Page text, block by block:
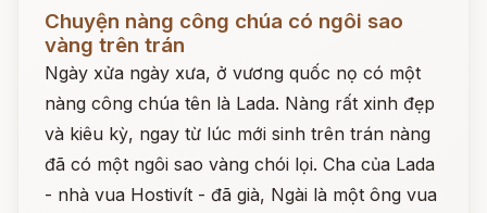
Chuyện nàng công chúa có ngôi sao
vàng trên trán
Ngày xửa ngày xưa, ở vương quốc nọ có một
nàng công chúa tên là Lada. Nàng rất xinh đẹp
và kiêu kỳ, ngay từ lúc mới sinh trên trán nàng
đã có một ngôi sao vàng chói lọi. Cha của Lada
- nhà vua Hostivít - đã già, Ngài là một ông vua